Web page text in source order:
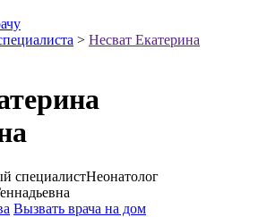
> Несват Екатерина
специалистНеонатолог
Вызвать врача на дом